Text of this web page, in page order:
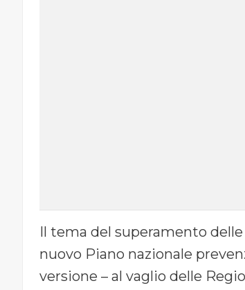
Il tema del superamento
nuovo Piano nazionale
versione – al vaglio delle